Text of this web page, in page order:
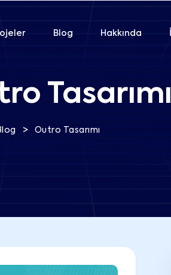
Blog Hakkında
Tasarımı
> Outro Tasarımı